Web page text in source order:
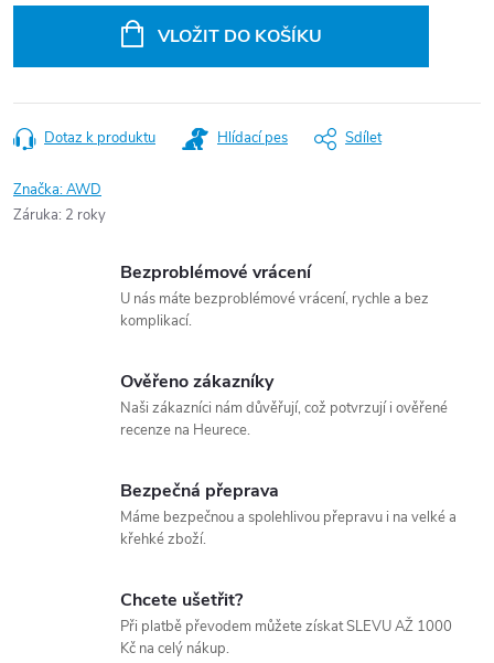
VLOŽIT DO KOŠÍKU
Dotaz k produktu Hlídací pes Sdílet
Značka:AWD
Záruka: 2 roky
Bezproblémové vrácení
U nás máte bezproblémové vrácení, rychle a bez
komplikací.
Ověřeno zákazníky
Naši zákazníci nám důvěřují, což potvrzují i ověřené
recenze na Heurece.
Bezpečná přeprava
Máme bezpečnou a spolehlivou přepravu i na velké a
křehké zboží.
Chcete ušetřit?
Při platbě převodem můžete získat SLEVU AŽ 1000
Kč na celý nákup.